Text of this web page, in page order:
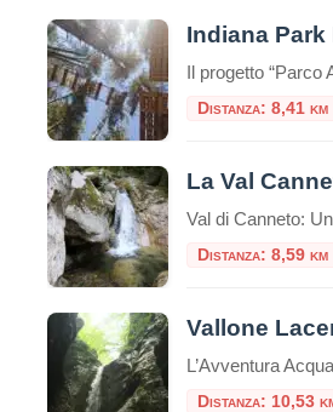
Indiana
Distanza: 8,41 km
La Val
Distanza: 8,59 km
Vallone
Distanza: 10,53